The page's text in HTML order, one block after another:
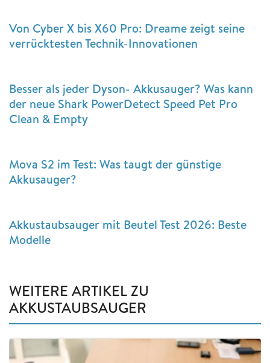
Von Cyber X bis X60 Pro: Dreame zeigt seine
verrücktesten Technik-Innovationen
Besser als jeder Dyson- Akkusauger? Was kann
der neue Shark PowerDetect Speed Pet Pro
Clean & Empty
Mova S2 im Test: Was taugt der günstige
Akkusauger?
Akkustaubsauger mit Beutel Test 2026: Beste
Modelle
WEITERE ARTIKEL ZU
AKKUSTAUBSAUGER